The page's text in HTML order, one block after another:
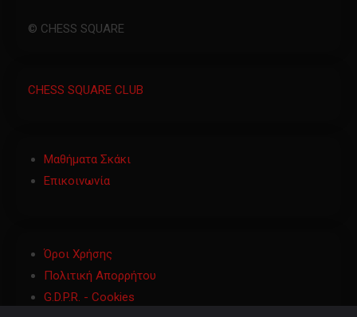
© CHESS SQUARE
CHESS SQUARE CLUB
Μαθήματα Σκάκι
Επικοινωνία
Όροι Χρήσης
Πολιτική Απορρήτου
G.D.P.R. - Cookies